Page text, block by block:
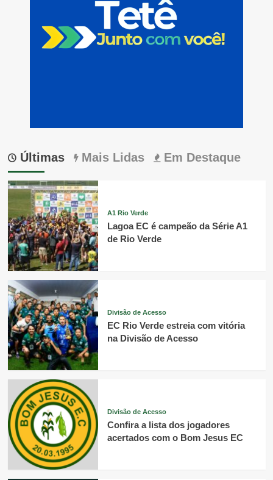
Últimas Mais Lidas Em Destaque
A1 Rio Verde
Lagoa EC é campeão da Série A1
de Rio Verde
Divisão de Acesso
EC Rio Verde estreia com vitória
na Divisão de Acesso
Divisão de Acesso
Confira a lista dos jogadores
acertados com o Bom Jesus EC